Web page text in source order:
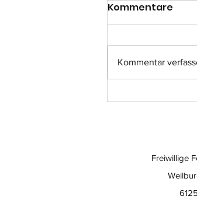
Einsatz-Nr.:
Kommentare
Kommentar
Freiwillige